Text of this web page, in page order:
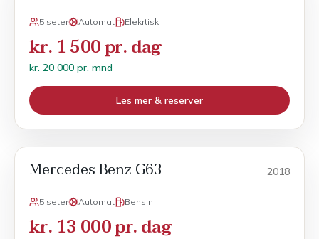
5 seter Automat Elekrtisk
kr. 1 500 pr. dag
kr. 20 000 pr. mnd
Les mer & reserver
Mercedes Benz G63 2018
5 seter Automat Bensin
kr. 13 000 pr. dag